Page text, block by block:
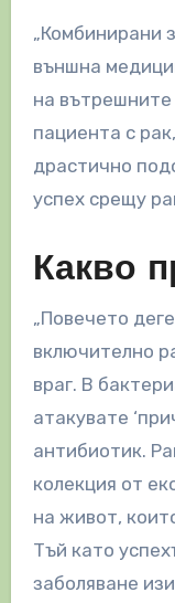
„Комбинирани
външна
на
пациента с
драстично
успех срещу
Какво
„Повечето
включително
враг. В
атакувате
антибиотик.
колекция от
на живот,
Тъй като
заболяване